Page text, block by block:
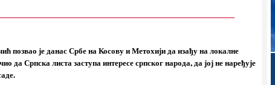
позвао је данас Србе на Косову и Метохији да изађу на локалне
да Српска листа заступа интересе српског народа, да јој не наређује